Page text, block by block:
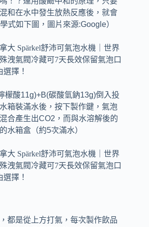
和在水中發生放熱反應後，就會
式如下圖，圖片來源:Google）
檬酸11g)+B(碳酸氫鈉13g)倒入投
箱裝滿水後，按下製作鍵，氣泡
合產生出CO2，而與水溶解後的
水箱盒（約5次滿水）
都是從上方打氣，每次製作飲品